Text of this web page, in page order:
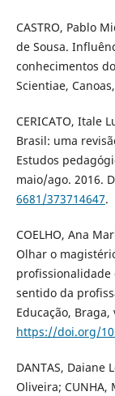
CASTRO, Pablo
de Sousa.
conhecimentos
Scientiae,
CERICATO, Itale
Brasil: uma
Estudos
maio/ago. 2016.
6681/373714647.
COELHO, Ana
Olhar o
profissionalidade
sentido da
Educação,
https://doi.org/
DANTAS, Daiane
Oliveira; CUNHA,